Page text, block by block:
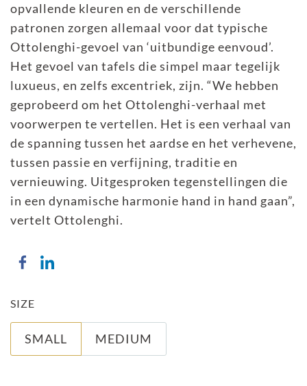
opvallende kleuren en de verschillende
patronen zorgen allemaal voor dat typische
Ottolenghi-gevoel van ‘uitbundige eenvoud’.
Het gevoel van tafels die simpel maar tegelijk
luxueus, en zelfs excentriek, zijn. “We hebben
geprobeerd om het Ottolenghi-verhaal met
voorwerpen te vertellen. Het is een verhaal van
de spanning tussen het aardse en het verhevene,
tussen passie en verfijning, traditie en
vernieuwing. Uitgesproken tegenstellingen die
in een dynamische harmonie hand in hand gaan”,
vertelt Ottolenghi.
SIZE
SMALL MEDIUM